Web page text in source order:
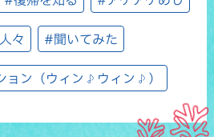
々 #聞いてみた
ョン（ウィン♪ウィン♪）